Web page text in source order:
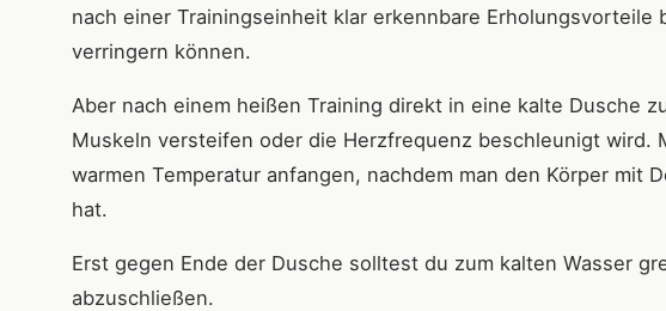
nach einer Trainingseinheit klar erkennbare
verringern können.
Aber nach einem heißen Training direkt in eine kalte Dusche
Muskeln versteifen oder die Herzfrequenz beschleunigt wird.
warmen Temperatur anfangen, nachdem man den Körper mit
hat.
Erst gegen Ende der Dusche solltest du zum kalten Wasser
abzuschließen.